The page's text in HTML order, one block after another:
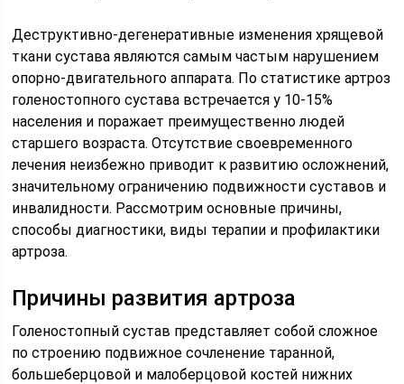
Деструктивно-дегенеративные изменения хрящевой
ткани сустава являются самым частым нарушением
опорно-двигательного аппарата. По статистике артроз
голеностопного сустава встречается у 10-15%
населения и поражает преимущественно людей
старшего возраста. Отсутствие своевременного
лечения неизбежно приводит к развитию осложнений,
значительному ограничению подвижности суставов и
инвалидности. Рассмотрим основные причины,
способы диагностики, виды терапии и профилактики
артроза.
Причины развития артроза
Голеностопный сустав представляет собой сложное
по строению подвижное сочленение таранной,
большеберцовой и малоберцовой костей нижних